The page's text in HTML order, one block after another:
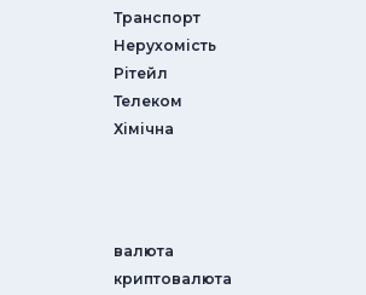
Транспорт
Нерухомість
Рітейл
Телеком
Хімічна
валюта
криптовалюта